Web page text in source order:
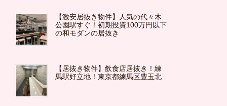
【激安居抜き物件】人気の代々木
公園駅すぐ！初期投資100万円以下
の和モダンの居抜き
【居抜き物件】飲食店居抜き！練
馬駅好立地！東京都練馬区豊玉北